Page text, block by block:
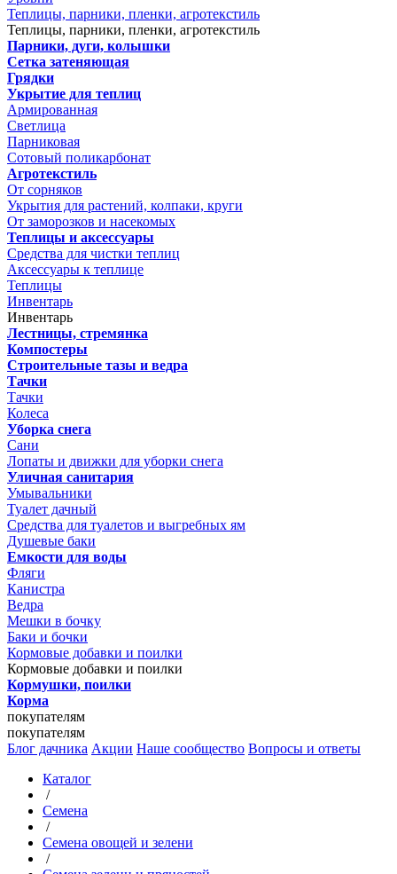
Теплицы, парники, пленки, агротекстиль
Теплицы, парники, пленки, агротекстиль
Парники, дуги, колышки
Сетка затеняющая
Грядки
Укрытие для теплиц
Армированная
Светлица
Парниковая
Сотовый поликарбонат
Агротекстиль
От сорняков
Укрытия для растений, колпаки, круги
От заморозков и насекомых
Теплицы и аксессуары
Средства для чистки теплиц
Аксессуары к теплице
Теплицы
Инвентарь
Инвентарь
Лестницы, стремянка
Компостеры
Строительные тазы и ведра
Тачки
Тачки
Колеса
Уборка снега
Сани
Лопаты и движки для уборки снега
Уличная санитария
Умывальники
Туалет дачный
Средства для туалетов и выгребных ям
Душевые баки
Емкости для воды
Фляги
Канистра
Ведра
Мешки в бочку
Баки и бочки
Кормовые добавки и поилки
Кормовые добавки и поилки
Кормушки, поилки
Корма
покупателям
покупателям
Блог дачника Акции Наше сообщество Вопросы и ответы
Каталог
/
Семена
/
Семена овощей и зелени
/